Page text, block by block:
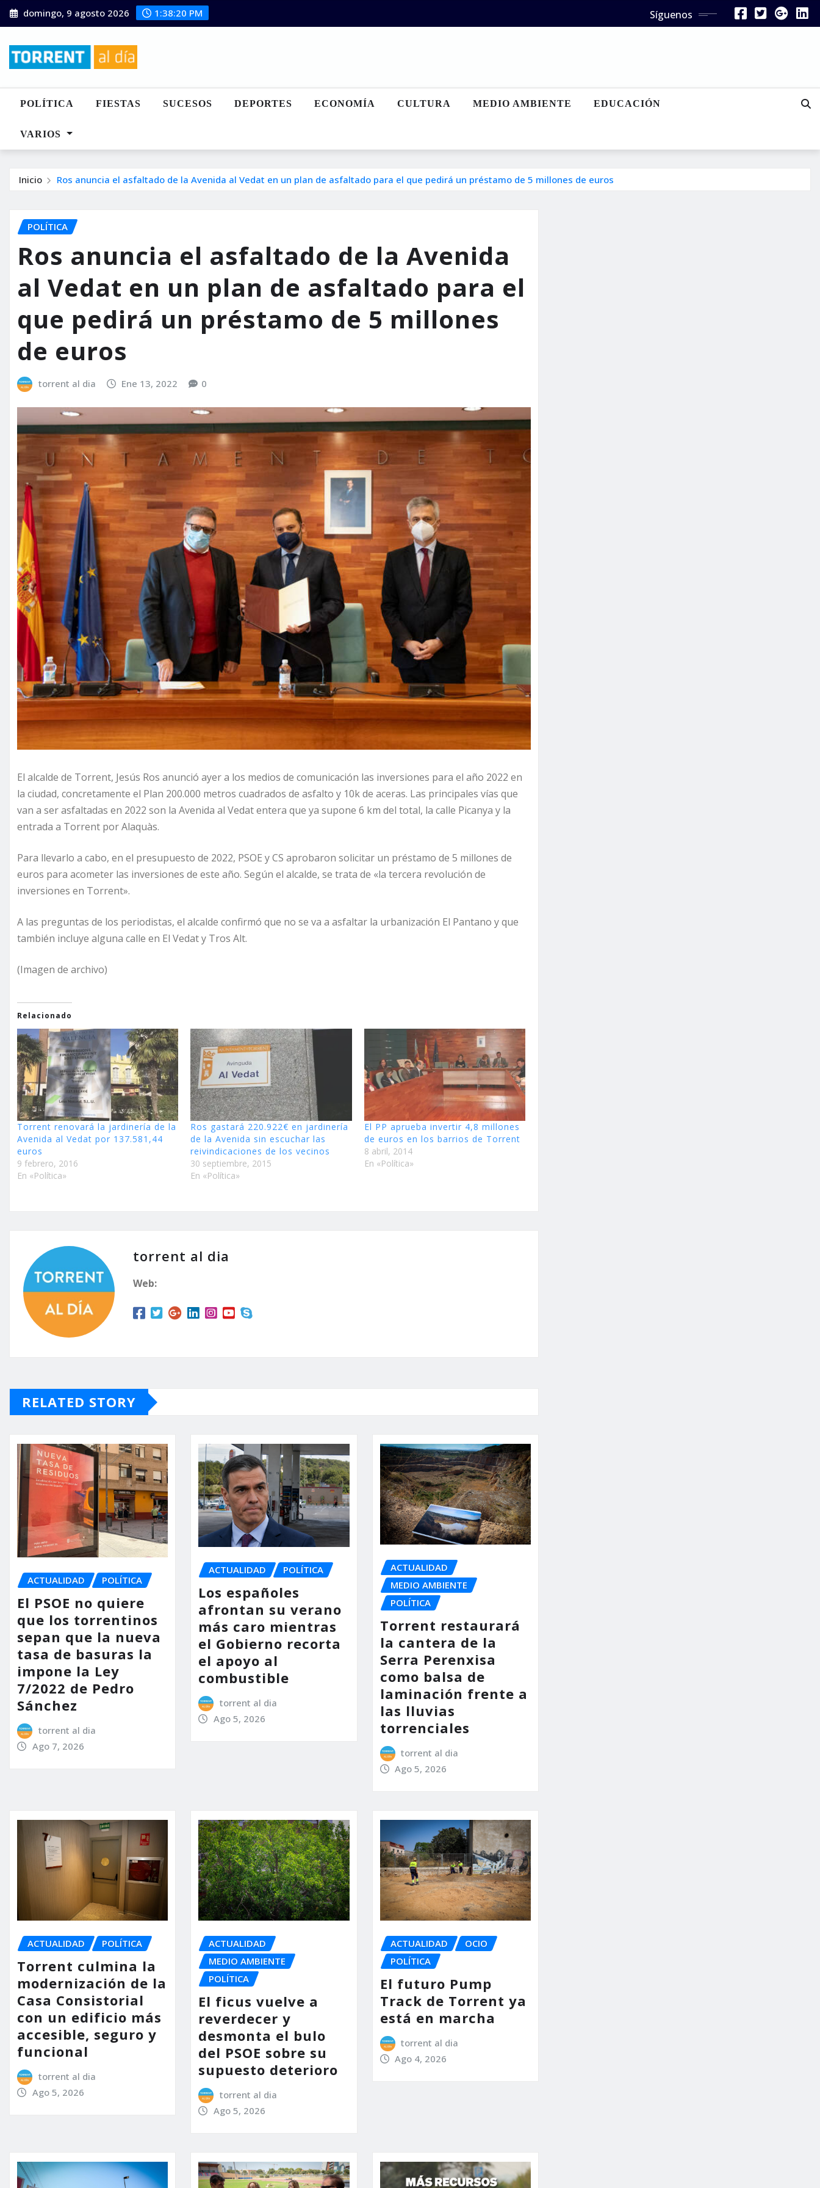
Saltar
al
domingo, 9 agosto 2026 1:38:22 PM Síguenos
POLÍTICA FIESTAS SUCESOS DEPORTES ECONOMÍA CULTURA MEDIO AMBIENTE EDUCACIÓN
VARIOS
Inicio Ros anuncia el asfaltado de la Avenida al Vedat en un plan de asfaltado para el que pedirá un préstamo de 5 millones de euros
POLÍTICA
Ros anuncia el asfaltado de la Avenida
al Vedat en un plan de asfaltado para el
que pedirá un préstamo de 5 millones
de euros
torrent al dia Ene 13, 2022 0
El alcalde de Torrent, Jesús Ros anunció ayer a los medios de comunicación las inversiones para el año 2022 en
la ciudad, concretamente el Plan 200.000 metros cuadrados de asfalto y 10k de aceras. Las principales vías que
van a ser asfaltadas en 2022 son la Avenida al Vedat entera que ya supone 6 km del total, la calle Picanya y la
entrada a Torrent por Alaquàs.
Para llevarlo a cabo, en el presupuesto de 2022, PSOE y CS aprobaron solicitar un préstamo de 5 millones de
euros para acometer las inversiones de este año. Según el alcalde, se trata de «la tercera revolución de
inversiones en Torrent».
A las preguntas de los periodistas, el alcalde confirmó que no se va a asfaltar la urbanización El Pantano y que
también incluye alguna calle en El Vedat y Tros Alt.
(Imagen de archivo)
Relacionado
Torrent renovará la jardinería de la
Avenida al Vedat por 137.581,44
euros
9 febrero, 2016
En «Política»
Ros gastará 220.922€ en jardinería
de la Avenida sin escuchar las
reivindicaciones de los vecinos
30 septiembre, 2015
En «Política»
El PP aprueba invertir 4,8 millones
de euros en los barrios de Torrent
8 abril, 2014
En «Política»
torrent al dia
Web:
RELATED STORY
ACTUALIDAD POLÍTICA
El PSOE no quiere
que los torrentinos
sepan que la nueva
tasa de basuras la
impone la Ley
7/2022 de Pedro
Sánchez
torrent al dia
Ago 7, 2026
ACTUALIDAD POLÍTICA
Los españoles
afrontan su verano
más caro mientras
el Gobierno recorta
el apoyo al
combustible
torrent al dia
Ago 5, 2026
ACTUALIDAD
MEDIO AMBIENTE
POLÍTICA
Torrent restaurará
la cantera de la
Serra Perenxisa
como balsa de
laminación frente a
las lluvias
torrenciales
torrent al dia
Ago 5, 2026
ACTUALIDAD POLÍTICA
Torrent culmina la
modernización de la
Casa Consistorial
con un edificio más
accesible, seguro y
funcional
torrent al dia
Ago 5, 2026
ACTUALIDAD
MEDIO AMBIENTE
POLÍTICA
El ficus vuelve a
reverdecer y
desmonta el bulo
del PSOE sobre su
supuesto deterioro
torrent al dia
Ago 5, 2026
ACTUALIDAD
OCIO
POLÍTICA
El futuro Pump
Track de Torrent ya
está en marcha
torrent al dia
Ago 4, 2026